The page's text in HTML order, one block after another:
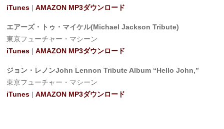
iTunes |AMAZON MP3ダウンロード
エアーズ・トゥ・マイケル(Michael Jackson Tribute)
東京フューチャー・マシーン
iTunes |AMAZON MP3ダウンロード
ジョン・レノンJohn Lennon Tribute Album “Hello John,”
東京フューチャー・マシーン
iTunes |AMAZON MP3ダウンロード